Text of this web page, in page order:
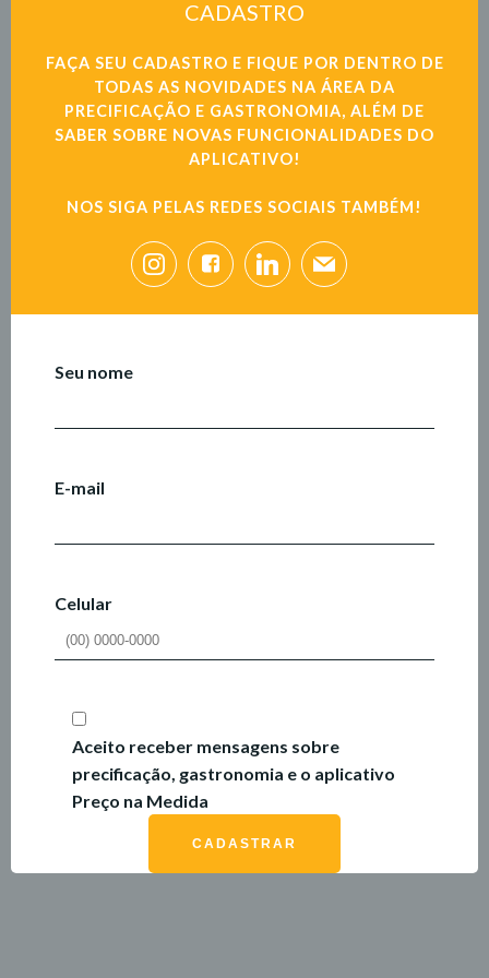
CADASTRO
FAÇA SEU CADASTRO E FIQUE POR DENTRO DE
TODAS AS NOVIDADES NA ÁREA DA
PRECIFICAÇÃO E GASTRONOMIA, ALÉM DE
SABER SOBRE NOVAS FUNCIONALIDADES DO
APLICATIVO!
NOS SIGA PELAS REDES SOCIAIS TAMBÉM!
Seu nome
E-mail
Celular
Aceito receber mensagens sobre
precificação, gastronomia e o aplicativo
Preço na Medida